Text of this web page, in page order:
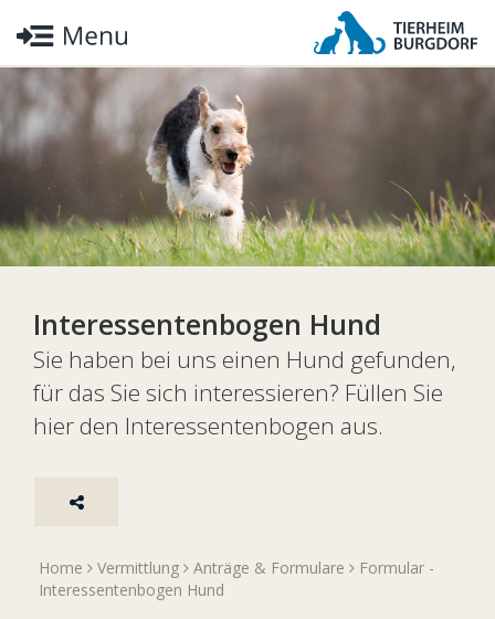
Interessentenbogen Hund
Sie haben bei uns einen Hund gefunden,
für das Sie sich interessieren? Füllen Sie
hier den Interessentenbogen aus.
Home Vermittlung Anträge & Formulare
Formular -
Interessentenbogen Hund